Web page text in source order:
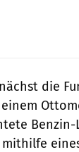
die
Benzin-